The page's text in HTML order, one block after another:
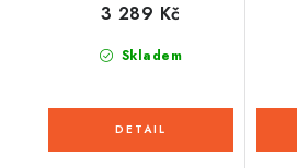
Skladem
3 289 Kč